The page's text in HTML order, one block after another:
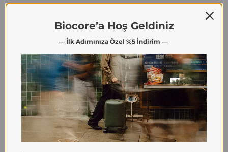
Kristal netliğinde açık kulak sesi
Kulaklıkları unutun, Music Shield ile çevrenizden
haberdar olurken en sevdiğiniz müziğin keyfini
çıkarabilir veya gizli hoparlörlerle aramaları
yanıtlayabilirsiniz.
Biocore’a Hoş Geldiniz
— İlk Adımınıza Özel %5 İndirim —